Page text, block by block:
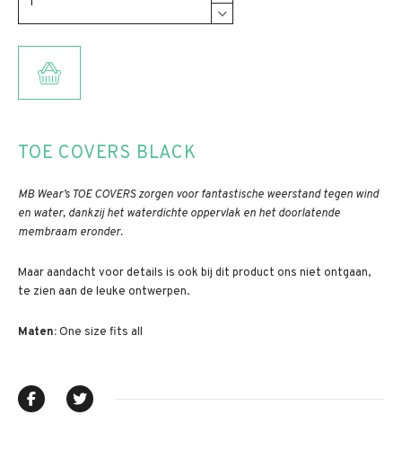
TOE COVERS BLACK
MB Wear’s TOE COVERS zorgen voor fantastische weerstand tegen wind
en water, dankzij het waterdichte oppervlak en het doorlatende
membraam eronder.
Maar aandacht voor details is ook bij dit product ons niet ontgaan,
te zien aan de leuke ontwerpen.
Maten:One size fits all